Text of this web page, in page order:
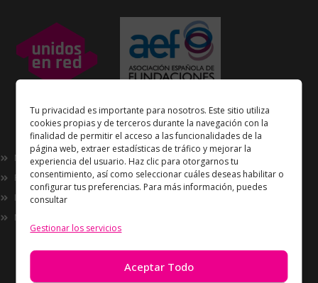
Tu privacidad es importante para nosotros. Este sitio utiliza
cookies propias y de terceros durante la navegación con la
finalidad de permitir el acceso a las funcionalidades de la
página web, extraer estadísticas de tráfico y mejorar la
experiencia del usuario. Haz clic para otorgarnos tu
consentimiento, así como seleccionar cuáles deseas habilitar o
configurar tus preferencias. Para más información, puedes
consultar
Gestionar los servicios
Aceptar Todo
Enlaces de interés
Nosotros
Proyectos
Innovación
Now
de laAsociación Española de Fundaciones
Política de Privacidad
Política de cookies